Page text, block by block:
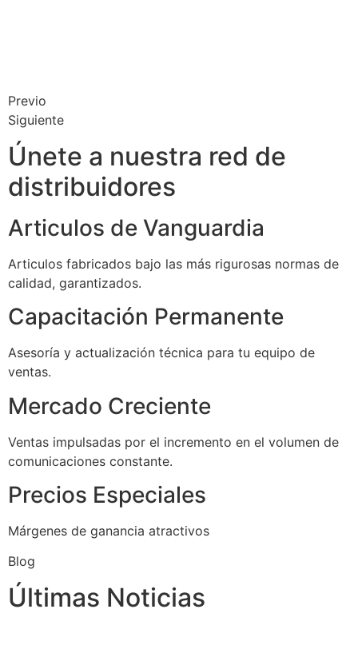
Previo
Siguiente
Únete a nuestra red de
distribuidores
Articulos de Vanguardia
Articulos fabricados bajo las más rigurosas normas de
calidad, garantizados.
Capacitación Permanente
Asesoría y actualización técnica para tu equipo de
ventas.
Mercado Creciente
Ventas impulsadas por el incremento en el volumen de
comunicaciones constante.
Precios Especiales
Márgenes de ganancia atractivos
Blog
Últimas Noticias